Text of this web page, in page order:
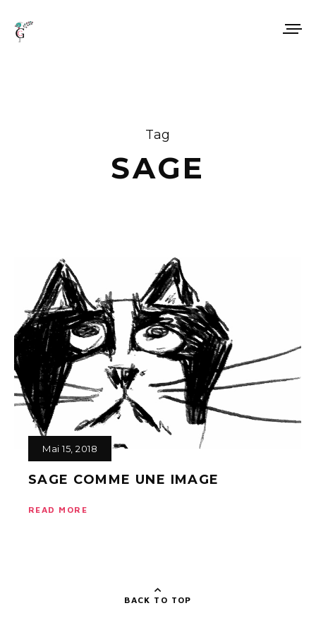
Tag
SAGE
Mai 15, 2018
SAGE COMME UNE IMAGE
READ MORE
BACK TO TOP